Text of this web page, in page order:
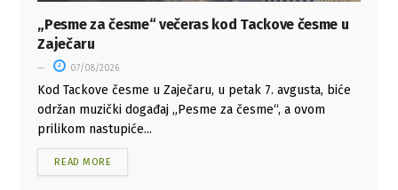
„Pesme za česme“ večeras kod Tackove česme u
Zaječaru
07/08/2026
Kod Tackove česme u Zaječaru, u petak 7. avgusta, biće
održan muzički događaj „Pesme za česme“, a ovom
prilikom nastupiće...
READ MORE